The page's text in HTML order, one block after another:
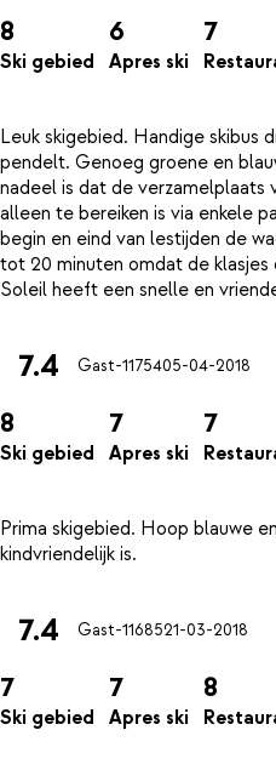
8
Ski gebied
6
Apres ski
7
Leuk skigebied. Handige skibus
pendelt. Genoeg groene en
nadeel is dat de verzamelplaats
alleen te bereiken is via enkele
begin en eind van lestijden de
tot 20 minuten omdat de klasjes
7.4 Gast-1175405-04-2018
8
Ski gebied
7
Apres ski
7
Prima skigebied. Hoop blauwe
7.4 Gast-1168521-03-2018
7
Ski gebied
7
Apres ski
8